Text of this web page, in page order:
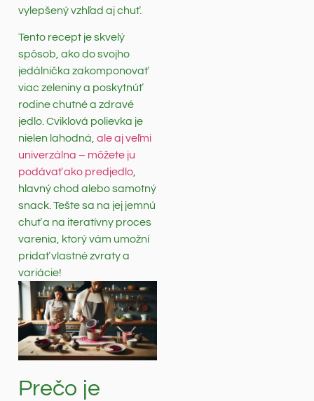
vylepšený vzhľad aj chuť.
Tento recept je skvelý
spôsob, ako do svojho
jedálnička zakomponovať
viac zeleniny a poskytnúť
rodine chutné a zdravé
jedlo. Cviklová polievka je
nielen lahodná, ale aj veľmi
univerzálna – môžete ju
podávať ako predjedlo,
hlavný chod alebo samotný
snack. Tešte sa na jej jemnú
chuť a na iteratívny proces
varenia, ktorý vám umožní
pridať vlastné zvraty a
variácie!
Prečo je